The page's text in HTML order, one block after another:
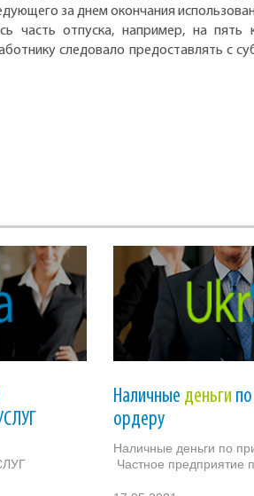
за днем окончания
часть отпуска, например, на пять
следовало предоставлять с
Наличные деньги
ордеру
Наличные деньги по
Частное предприятие